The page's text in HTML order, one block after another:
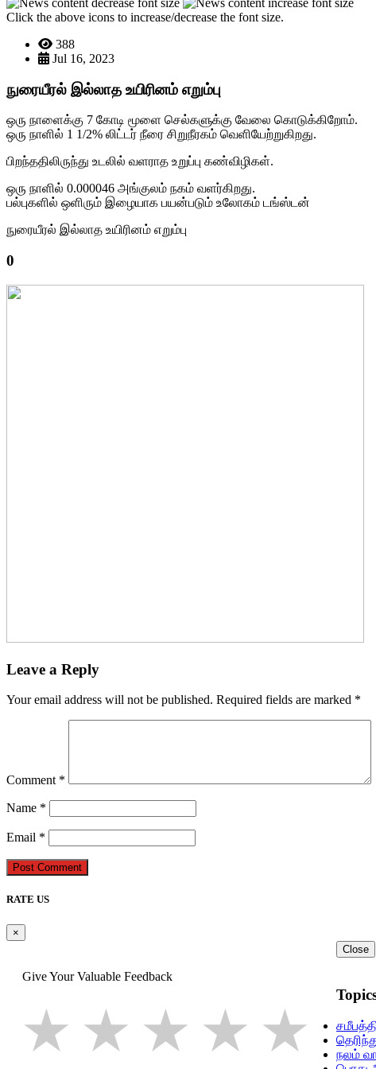
Click the above icons to increase/decrease the font size.
388
Jul 16, 2023
நுரையீரல் இல்லாத உயிரினம் எறும்பு
ஒரு நாளைக்கு 7 கோடி மூளை செல்களுக்கு வேலை கொடுக்கிறோம்.
ஒரு நாளில் 1 1/2% லிட்டர் நீரை சிறுநீரகம் வெளியேற்றுகிறது.
பிறந்ததிலிருந்து உடலில் வளராத உறுப்பு கண்விழிகள்.
ஒரு நாளில் 0.000046 அங்குலம் நகம் வளர்கிறது.
பல்புகளில் ஒளிரும் இழையாக பயன்படும் உலோகம் டங்ஸ்டன்
நுரையீரல் இல்லாத உயிரினம் எறும்பு
0
Leave a Reply
Your email address will not be published. Required fields are marked *
Comment *
Name *
Email *
Post Comment
RATE US
×
Give Your Valuable Feedback
5
4
3 stars
2 stars
1 star
Close
நலம்